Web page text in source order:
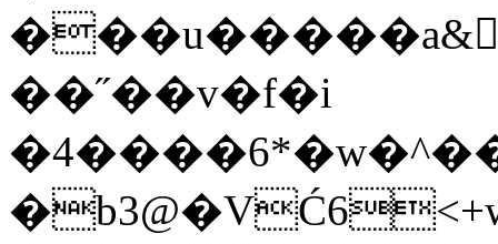
��˝��v�f�i